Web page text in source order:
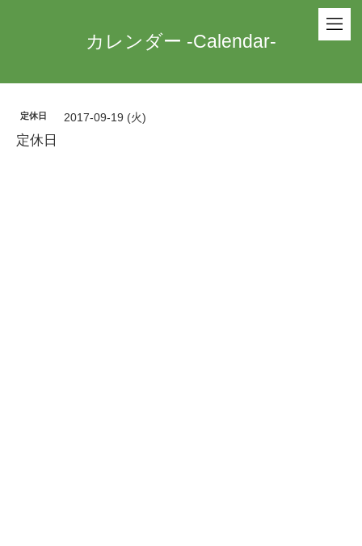
カレンダー -Calendar-
定休日 2017-09-19 (火)
定休日